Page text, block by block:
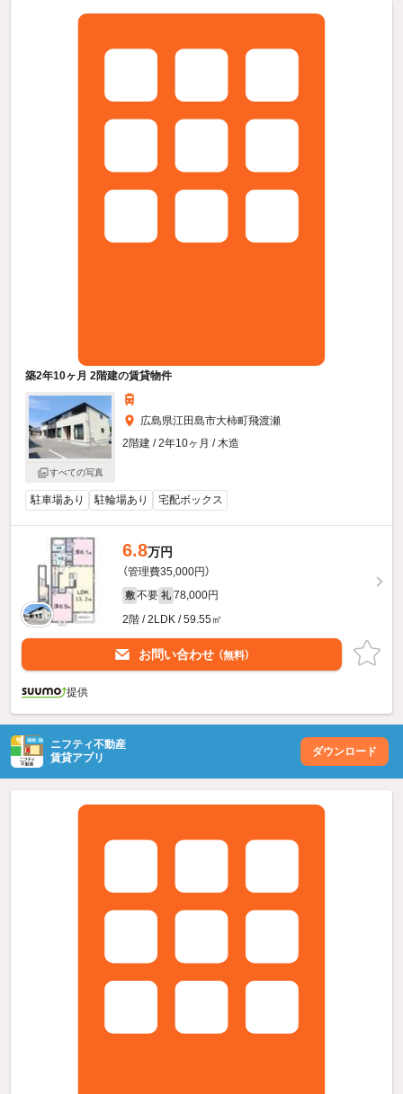
築2年10ヶ月 2階建の賃貸物件
すべての写真
広島県江田島市大柿町飛渡瀬
2階建 / 2年10ヶ月 / 木造
駐車場あり 駐輪場あり 宅配ボックス
6.8万円
（管理費35,000円）
敷 不要 礼 78,000円
2階 / 2LDK / 59.55㎡
お問い合わせ （無料）
提供
ニフティ不動産
賃貸アプリ
ダウンロード